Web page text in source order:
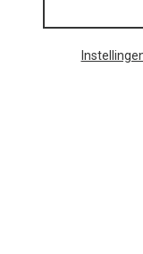
45